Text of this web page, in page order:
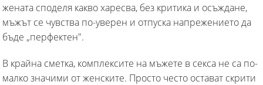
жената споделя какво харесва, без критика и осъждане,
мъжът се чувства по-уверен и отпуска напрежението да
бъде „перфектен".
В крайна сметка, комплексите на мъжете в секса не са по-
малко значими от женските. Просто често остават скрити